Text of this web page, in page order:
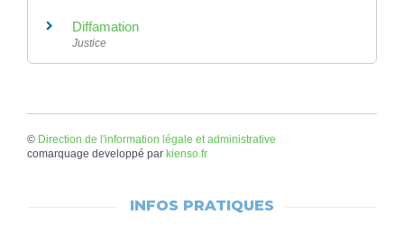
Diffamation
Justice
© Direction de l'information légale et administrative
comarquage developpé par kienso.fr
INFOS PRATIQUES